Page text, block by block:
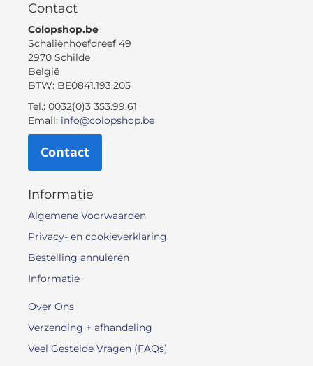
Contact
Colopshop.be
Schaliënhoefdreef 49
2970 Schilde
België
BTW: BE0841.193.205
Tel.: 0032(0)3 353.99.61
Email: info@colopshop.be
Contact
Informatie
Algemene Voorwaarden
Privacy- en cookieverklaring
Bestelling annuleren
Informatie
Over Ons
Verzending + afhandeling
Veel Gestelde Vragen (FAQs)